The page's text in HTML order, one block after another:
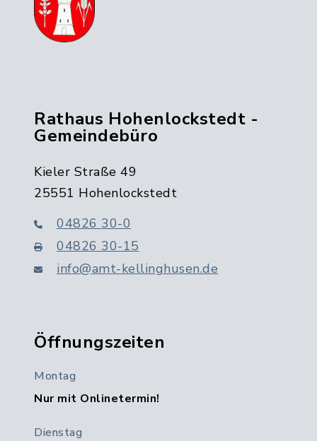
Rathaus Hohenlockstedt -
Gemeindebüro
Kieler Straße 49
25551 Hohenlockstedt
04826 30-0
04826 30-15
info@amt-kellinghusen.de
Öffnungszeiten
Montag
Nur mit Onlinetermin!
Dienstag